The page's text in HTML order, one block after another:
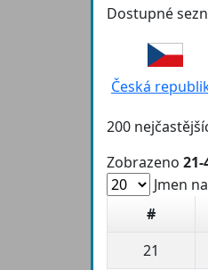
Dostupné
Česká
200
Zobrazeno 21-
Jmen
#
21